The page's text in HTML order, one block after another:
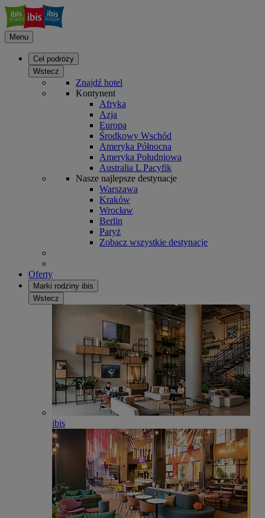
Menu
Cel podróży
Wstecz
Znajdź hotel
Kontynent
Afryka
Azja
Europa
Środkowy Wschód
Ameryka Północna
Ameryka Południowa
Australia L Pacyfik
Nasze najlepsze destynacje
Warszawa
Kraków
Wrocław
Berlin
Paryż
Zobacz wszystkie destynacje
Oferty
Marki rodziny ibis
Wstecz
ibis